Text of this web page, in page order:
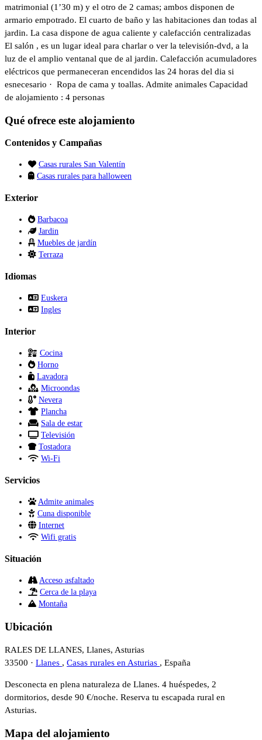
matrimonial (1’30 m) y el otro de 2 camas; ambos disponen de
armario empotrado. El cuarto de baño y las habitaciones dan todas al
jardin. La casa dispone de agua caliente y calefacción centralizadas
El salón , es un lugar ideal para charlar o ver la televisión-dvd, a la
luz de el amplio ventanal que de al jardin. Calefacción acumuladores
eléctricos que permaneceran encendidos las 24 horas del dia si
esnecesario · Ropa de cama y toallas. Admite animales Capacidad
de alojamiento : 4 personas
Qué ofrece este alojamiento
Contenidos y Campañas
Casas rurales San Valentín
Casas rurales para halloween
Exterior
Barbacoa
Jardin
Muebles de jardín
Terraza
Idiomas
Euskera
Ingles
Interior
Cocina
Horno
Lavadora
Microondas
Nevera
Plancha
Sala de estar
Televisión
Tostadora
Wi-Fi
Servicios
Admite animales
Cuna disponible
Internet
Wifi gratis
Situación
Acceso asfaltado
Cerca de la playa
Montaña
Ubicación
RALES DE LLANES, Llanes, Asturias
33500 · Llanes , Casas rurales en Asturias , España
Desconecta en plena naturaleza de Llanes. 4 huéspedes, 2
dormitorios, desde 90 €/noche. Reserva tu escapada rural en
Asturias.
Mapa del alojamiento